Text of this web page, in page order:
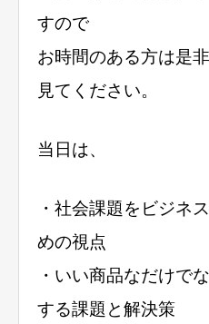
すので
お時間のある方は是
見てください。
当日は、
・社会課題をビジネ
めの視点
・いい商品なだけで
する課題と解決策